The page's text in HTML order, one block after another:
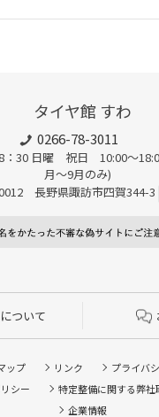
タイヤ館 すわ
0266-78-3011
：30 日曜 祝日 10:00〜
月〜9月のみ)
長野県諏訪市四賀344-3
ついて
ップ リンク
プライバ
シー
特定整備に関する弊社
企業情報